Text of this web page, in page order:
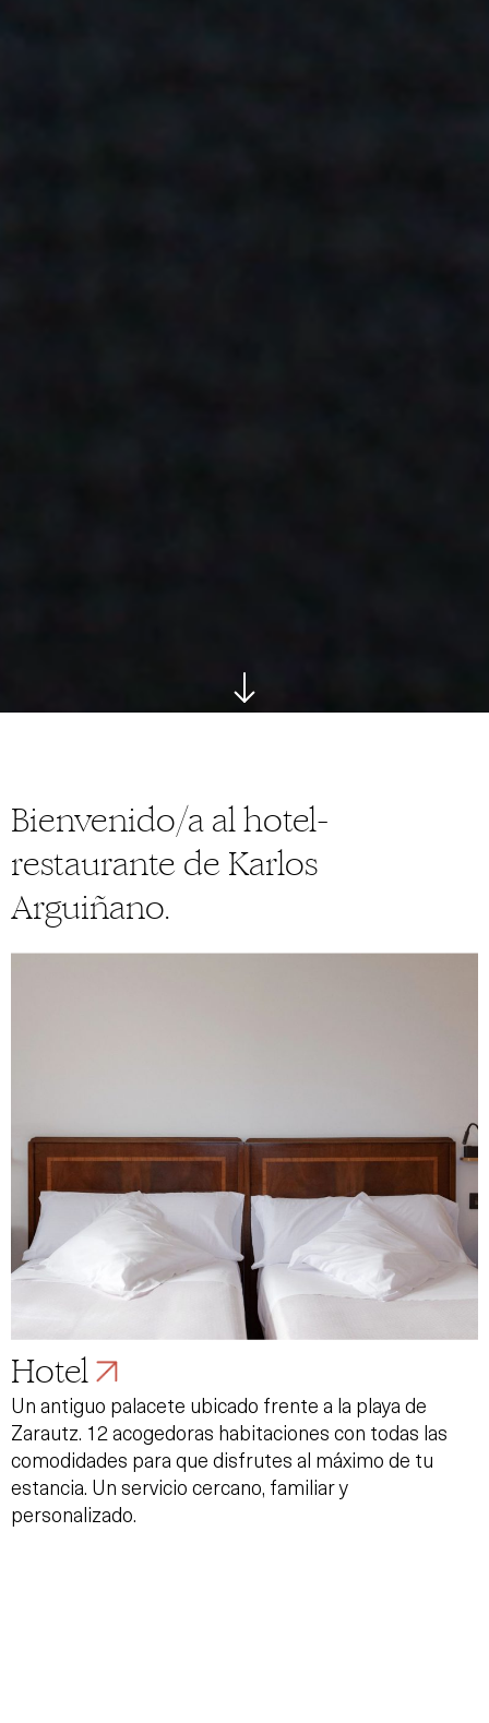
Bienvenido/a al hotel-
restaurante de Karlos
Arguiñano.
Hotel
Un antiguo palacete ubicado frente a la playa de
Zarautz. 12 acogedoras habitaciones con todas las
comodidades para que disfrutes al máximo de tu
estancia. Un servicio cercano, familiar y
personalizado.